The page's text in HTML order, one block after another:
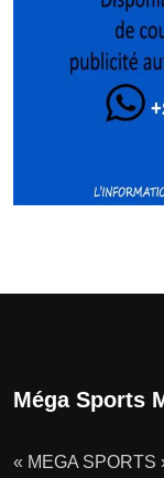
Méga Sports
« MEGA SPORTS